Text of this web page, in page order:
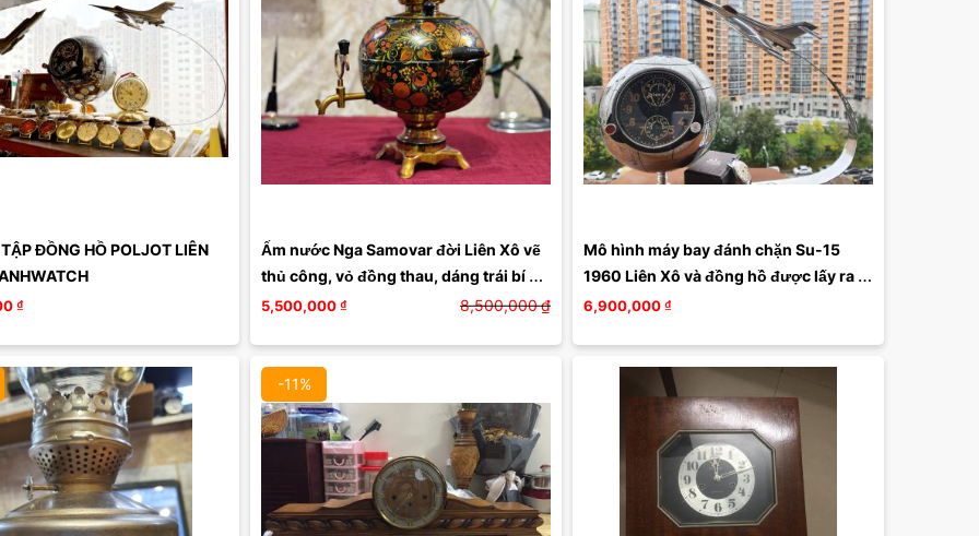
ĐỒNG HỒ POLJOT LIÊN
₫
Ấm nước Nga Samovar đời Liên Xô vẽ
thủ công, vỏ đồng thau, dáng trái bí 5
lít
5,500,000₫ 8,500,000₫
Mô hình máy bay đánh chặn Su-15
1960 Liên Xô và đồng hồ được lấy ra
từ buồng lái máy bay
6,900,000₫
-11%